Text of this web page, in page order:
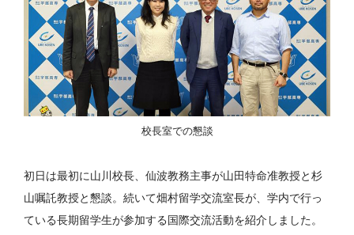
校長室での懇談
初日は最初に山川校長、仙波教務主事が山田特命准教授と杉
山嘱託教授と懇談。続いて畑村留学交流室長が、学内で行っ
ている長期留学生が参加する国際交流活動を紹介しました。